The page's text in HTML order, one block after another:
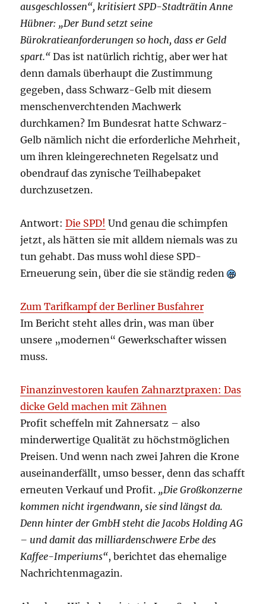
ausgeschlossen“, kritisiert SPD-Stadträtin Anne
Hübner: „Der Bund setzt seine
Bürokratieanforderungen so hoch, dass er Geld
spart.“ Das ist natürlich richtig, aber wer hat
denn damals überhaupt die Zustimmung
gegeben, dass Schwarz-Gelb mit diesem
menschenverchtenden Machwerk
durchkamen? Im Bundesrat hatte Schwarz-
Gelb nämlich nicht die erforderliche Mehrheit,
um ihren kleingerechneten Regelsatz und
obendrauf das zynische Teilhabepaket
durchzusetzen.
Antwort:Die SPD! Und genau die schimpfen
jetzt, als hätten sie mit alldem niemals was zu
tun gehabt. Das muss wohl diese SPD-
Erneuerung sein, über die sie ständig reden
Zum Tarifkampf der Berliner Busfahrer
Im Bericht steht alles drin, was man über
unsere „modernen“ Gewerkschafter wissen
muss.
Finanzinvestoren kaufen Zahnarztpraxen: Das
dicke Geld machen mit Zähnen
Profit scheffeln mit Zahnersatz – also
minderwertige Qualität zu höchstmöglichen
Preisen. Und wenn nach zwei Jahren die Krone
auseinanderfällt, umso besser, denn das schafft
erneuten Verkauf und Profit. „Die Großkonzerne
kommen nicht irgendwann, sie sind längst da.
Denn hinter der GmbH steht die Jacobs Holding AG
– und damit das milliardenschwere Erbe des
Kaffee-Imperiums“, berichtet das ehemalige
Nachrichtenmagazin.